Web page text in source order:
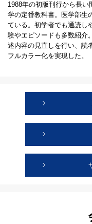
1988年の初版刊行から長
学の定番教科書。医学部生
ている。初学者でも通読し
験やエピソードも多数紹介
述内容の見直しを行い、読
フルカラー化を実現した。